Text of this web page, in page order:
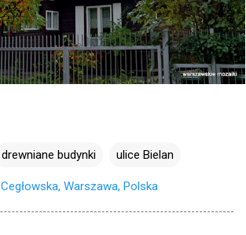
drewniane budynki ulice Bielan
Cegłowska, Warszawa, Polska